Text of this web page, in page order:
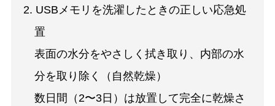
2. USBメモリを洗濯したときの正しい応急処
置
表面の水分をやさしく拭き取り、内部の水
分を取り除く（自然乾燥）
数日間（2〜3日）は放置して完全に乾燥さ